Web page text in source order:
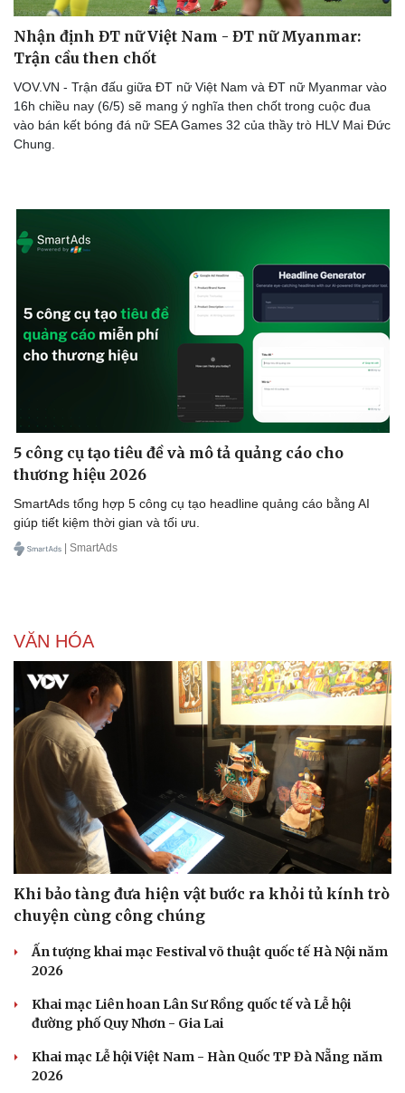
Doanh nghiệp
Doanh nghiệp 24h
Doanh nhân
Tin Công nghệ
Trải nghiệm
Nhận định ĐT nữ Việt Nam - ĐT nữ Myanmar:
Trận cầu then chốt
VOV.VN - Trận đấu giữa ĐT nữ Việt Nam và ĐT nữ Myanmar vào
16h chiều nay (6/5) sẽ mang ý nghĩa then chốt trong cuộc đua
vào bán kết bóng đá nữ SEA Games 32 của thầy trò HLV Mai Đức
Chung.
5 công cụ tạo tiêu đề và mô tả quảng cáo cho
thương hiệu 2026
SmartAds tổng hợp 5 công cụ tạo headline quảng cáo bằng AI
giúp tiết kiệm thời gian và tối ưu.
| SmartAds
VĂN HÓA
Khi bảo tàng đưa hiện vật bước ra khỏi tủ kính trò
chuyện cùng công chúng
Ấn tượng khai mạc Festival võ thuật quốc tế Hà Nội năm
2026
Khai mạc Liên hoan Lân Sư Rồng quốc tế và Lễ hội
đường phố Quy Nhơn - Gia Lai
Khai mạc Lễ hội Việt Nam - Hàn Quốc TP Đà Nẵng năm
2026